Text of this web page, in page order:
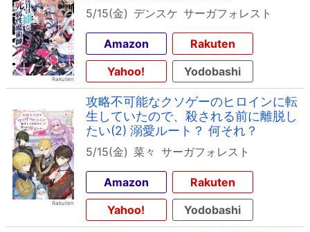
5/15(金) デンスケ サーガフォレスト
Amazon
Rakuten
Yahoo!
Yodobashi
攻略不可能なクソゲーのヒロインに転
生していたので、殺される前に離脱し
たい(2) 溺愛ルート？ 何それ？
5/15(金) 菜々 サーガフォレスト
Amazon
Rakuten
Yahoo!
Yodobashi